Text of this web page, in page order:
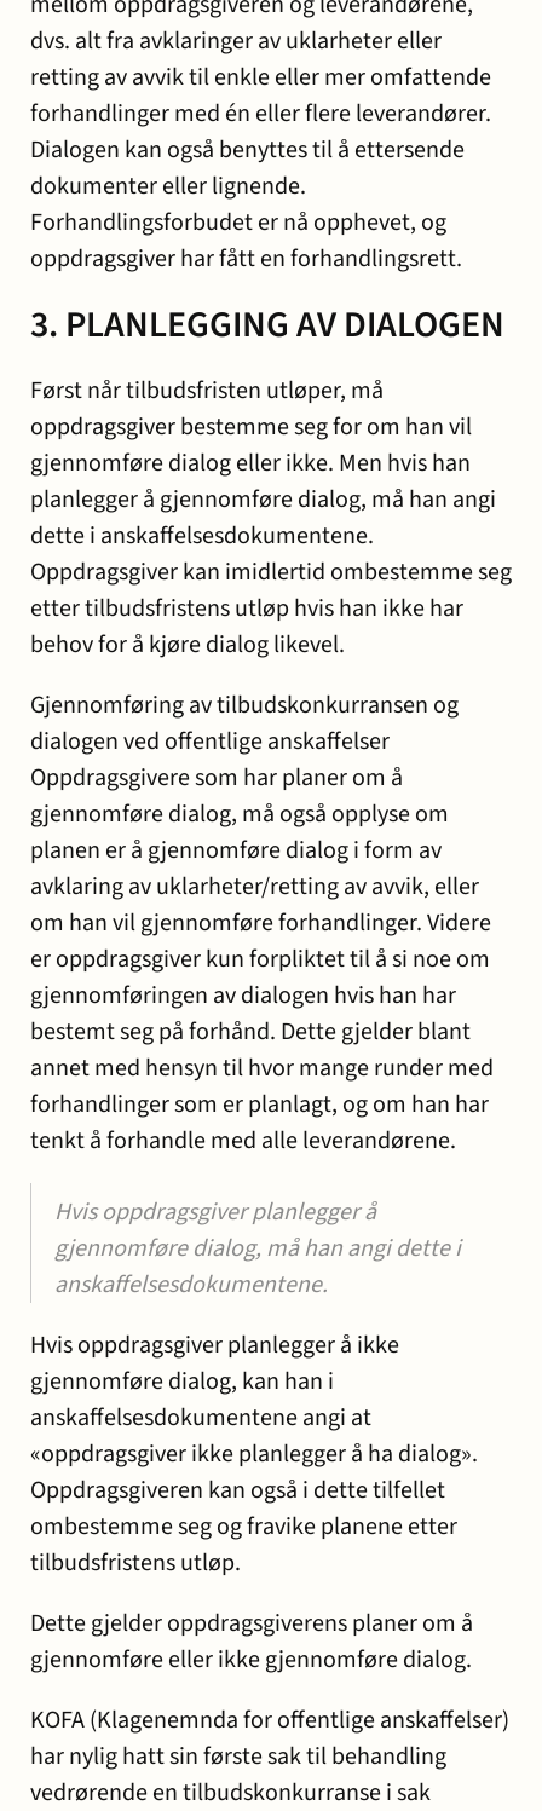
dvs. alt fra avklaringer av uklarheter eller
retting av avvik til enkle eller mer omfattende
forhandlinger med én eller flere leverandører.
Dialogen kan også benyttes til å ettersende
dokumenter eller lignende.
Forhandlingsforbudet er nå opphevet, og
oppdragsgiver har fått en forhandlingsrett.
3. PLANLEGGING AV DIALOGEN
Først når tilbudsfristen utløper, må
oppdragsgiver bestemme seg for om han vil
gjennomføre dialog eller ikke. Men hvis han
planlegger å gjennomføre dialog, må han angi
dette i anskaffelsesdokumentene.
Oppdragsgiver kan imidlertid ombestemme seg
etter tilbudsfristens utløp hvis han ikke har
behov for å kjøre dialog likevel.
Gjennomføring av tilbudskonkurransen og
dialogen ved offentlige anskaffelser
Oppdragsgivere som har planer om å
gjennomføre dialog, må også opplyse om
planen er å gjennomføre dialog i form av
avklaring av uklarheter/retting av avvik, eller
om han vil gjennomføre forhandlinger. Videre
er oppdragsgiver kun forpliktet til å si noe om
gjennomføringen av dialogen hvis han har
bestemt seg på forhånd. Dette gjelder blant
annet med hensyn til hvor mange runder med
forhandlinger som er planlagt, og om han har
tenkt å forhandle med alle leverandørene.
Hvis oppdragsgiver planlegger å
gjennomføre dialog, må han angi dette i
anskaffelsesdokumentene.
Hvis oppdragsgiver planlegger å ikke
gjennomføre dialog, kan han i
anskaffelsesdokumentene angi at
«oppdragsgiver ikke planlegger å ha dialog».
Oppdragsgiveren kan også i dette tilfellet
ombestemme seg og fravike planene etter
tilbudsfristens utløp.
Dette gjelder oppdragsgiverens planer om å
gjennomføre eller ikke gjennomføre dialog.
KOFA (Klagenemnda for offentlige anskaffelser)
har nylig hatt sin første sak til behandling
vedrørende en tilbudskonkurranse i sak